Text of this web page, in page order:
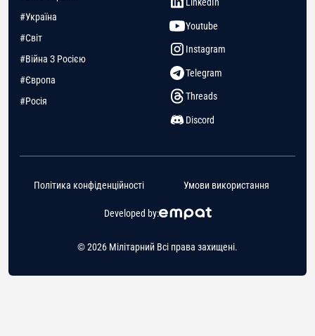
#Україна
#Світ
#Війна З Росією
#Європа
#Росія
Youtube
Instagram
Telegram
Threads
Discord
© 2026 Мілітарний Всі права захищені.
Developed by:
Політика конфіденційності Умови використання